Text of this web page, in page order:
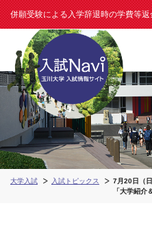
併願受験による入学辞退時の学費等
大学入試 入試トピックス
7月20日（
「大学紹介